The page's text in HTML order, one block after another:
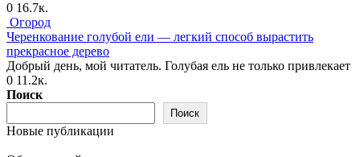
0 16.7к.
Огород
Черенкование голубой ели — легкий способ вырастить
прекрасное дерево
Добрый день, мой читатель. Голубая ель не только привлекает
0 11.2к.
Поиск
Поиск
Новые публикации